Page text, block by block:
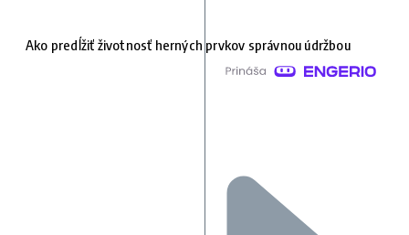
Ako predĺžiť životnosť herných prvkov správnou údržbou